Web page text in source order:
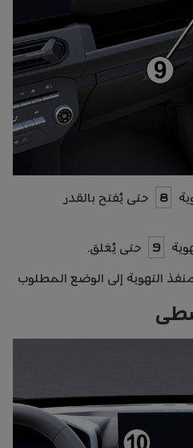
8
حتى يُفتح بالقدر
9 حتى يُغلق.
منفذ التهوية إلى الوضع المطلوب